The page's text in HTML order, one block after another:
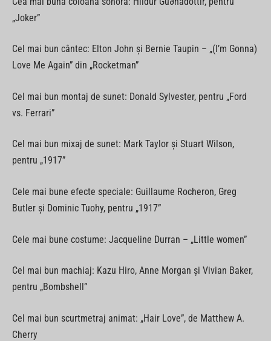
„Joker”
Cel mai bun cântec: Elton John şi Bernie Taupin – „(I’m Gonna)
Love Me Again” din „Rocketman”
Cel mai bun montaj de sunet: Donald Sylvester, pentru „Ford
vs. Ferrari”
Cel mai bun mixaj de sunet: Mark Taylor şi Stuart Wilson,
pentru „1917”
Cele mai bune efecte speciale: Guillaume Rocheron, Greg
Butler şi Dominic Tuohy, pentru „1917”
Cele mai bune costume: Jacqueline Durran – „Little women”
Cel mai bun machiaj: Kazu Hiro, Anne Morgan şi Vivian Baker,
pentru „Bombshell”
Cel mai bun scurtmetraj animat: „Hair Love”, de Matthew A.
Cherry